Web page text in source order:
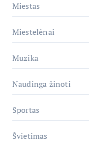
Miestas
Miestelėnai
Muzika
Naudinga žinoti
Sportas
Švietimas